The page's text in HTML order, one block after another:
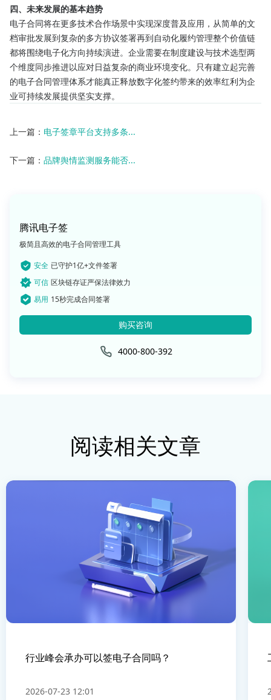
四、未来发展的基本趋势
电子合同将在更多技术合作场景中实现深度普及应用，从简单的文
档审批发展到复杂的多方协议签署再到自动化履约管理整个价值链
都将围绕电子化方向持续演进。企业需要在制度建设与技术选型两
个维度同步推进以应对日益复杂的商业环境变化。只有建立起完善
的电子合同管理体系才能真正释放数字化签约带来的效率红利为企
业可持续发展提供坚实支撑。
上一篇： 电子签章平台支持多条...
下一篇： 品牌舆情监测服务能否...
腾讯电子签
极简且高效的电子合同管理工具
安全 已守护1亿+文件签署
可信 区块链存证严保法律效力
易用 15秒完成合同签署
购买咨询
4000-800-392
阅读相关文章
行业峰会承办可以签电子合同吗？
2026-07-23 12:01